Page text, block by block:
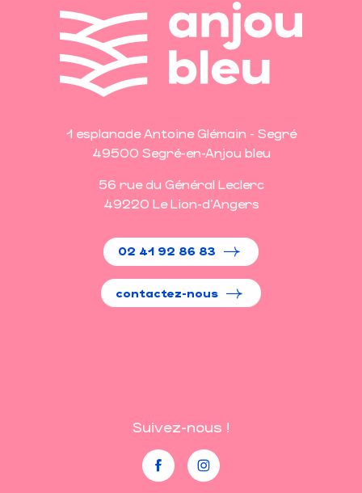
1 esplanade Antoine Glémain - Segré
49500 Segré-en-Anjou bleu
56 rue du Général Leclerc
49220 Le Lion-d'Angers
02 41 92 86 83
contactez-nous
Suivez-nous !